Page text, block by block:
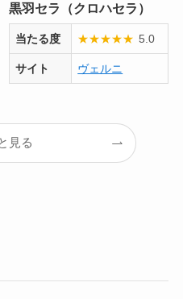
黒羽セラ（クロハセラ）
当たる度 ★★★★★ 5.0
サイト ヴェルニ
見る